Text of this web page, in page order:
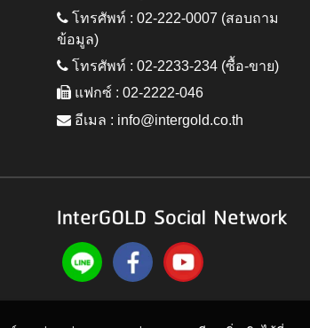
โทรศัพท์ : 02-222-0007 (สอบถาม
ข้อมูล)
โทรศัพท์ : 02-2233-234 (ซื้อ-ขาย)
แฟกซ์ : 02-2222-046
อีเมล : info@intergold.co.th
InterGOLD Social Network